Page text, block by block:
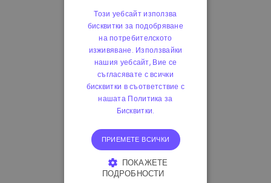
Този уебсайт използва
бисквитки за подобряване
на потребителското
изживяване. Използвайки
нашия уебсайт, Вие се
съгласявате с всички
бисквитки в съответствие с
нашата Политика за
Бисквитки.
ПРИЕМЕТЕ ВСИЧКИ
ПОКАЖЕТЕ
ПОДРОБНОСТИ